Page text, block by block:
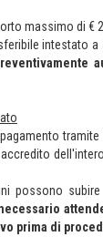
massimo di €
intestato a
possono
prima di